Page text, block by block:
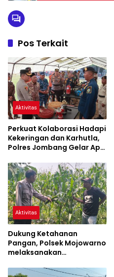
Pos Terkait
Aktivitas
Perkuat Kolaborasi Hadapi
Kekeringan dan Karhutla,
Polres Jombang Gelar Apel
Aktivitas
Dukung Ketahanan
Pangan, Polsek Mojowarno
melaksanakan
Jagung